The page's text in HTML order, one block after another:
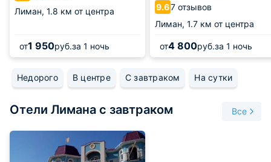
Лиман, 1.8 км от центра
от1 950руб.за 1 ночь
9.67 отзывов
Лиман, 1.7 км от центра
от4 800руб.за 1 ночь
Недорого В центре С завтраком На сутки
Отели Лимана с завтраком Все